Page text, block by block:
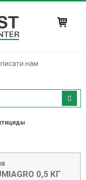
нам
0,5 КГ